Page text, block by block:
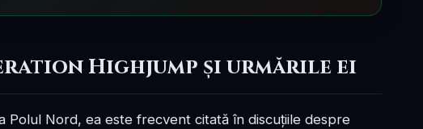
Highjump și urmările ei
Polul Nord, ea este frecvent citată în discuțiile despre